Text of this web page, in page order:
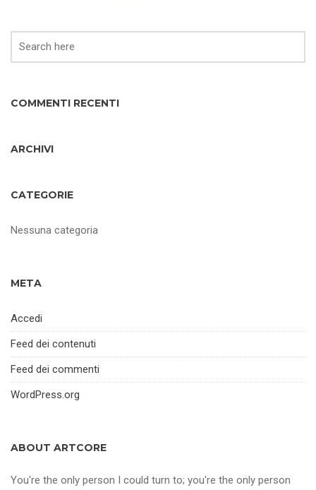
COMMENTI RECENTI
ARCHIVI
CATEGORIE
Nessuna categoria
META
Accedi
Feed dei contenuti
Feed dei commenti
WordPress.org
ABOUT ARTCORE
You're the only person I could turn to; you're the only person